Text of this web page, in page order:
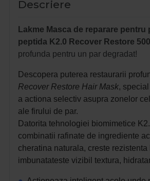
Descriere
Lakme Masca de reparare pentru
peptida K2.0 Recover Restore
profunda pentru un par degradat!
Descopera puterea restaurarii
Recover Restore Hair Mask,
a actiona selectiv asupra zonelor
ale firului de par.
Datorita tehnologiei biomimetice
combinatii rafinate de ingrediente
cheratina naturala, creste rezistenta
imbunatateste vizibil textura,